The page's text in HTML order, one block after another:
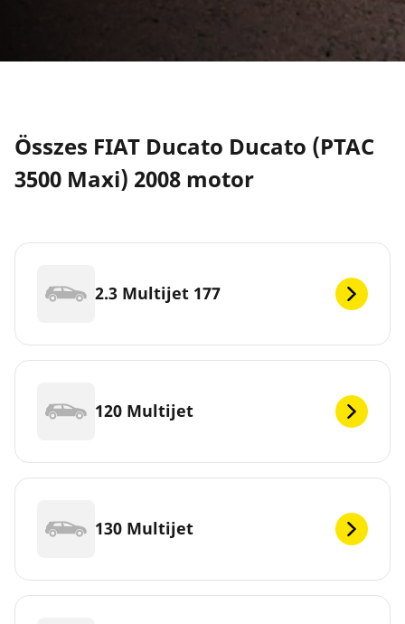
Összes FIAT Ducato Ducato (PTAC
3500 Maxi) 2008 motor
2.3 Multijet 177
120 Multijet
130 Multijet